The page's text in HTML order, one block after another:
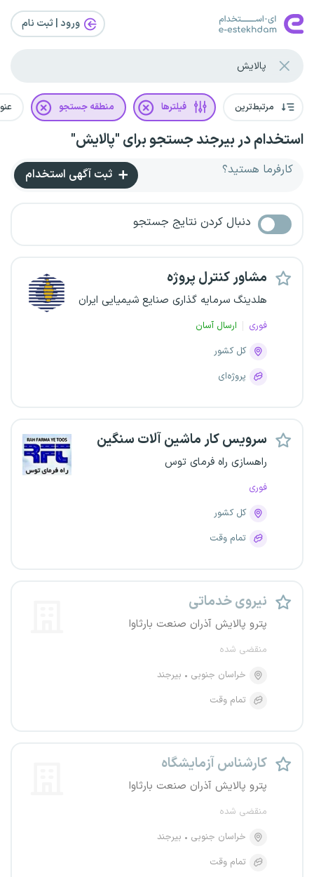
ورود | ثبت‌ نام
مرتبط‌ترین فیلترها منطقه جستجو
استخدام در بیرجند جستجو برای "پالایش"
کارفرما هستید؟ ثبت آگهی استخدام
دنبال کردن نتایج جستجو
مشاور کنترل پروژه
هلدینگ سرمایه گذاری صنایع شیمیایی ایران
فوری
ارسال آسان
کل کشور
پروژه‌ای
سرویس کار ماشین آلات سنگین
راهسازی راه فرمای توس
فوری
کل کشور
تمام وقت
نیروی خدماتی
پترو پالایش آذران صنعت بارثاوا
منقضی شده
خراسان جنوبی
بیرجند
تمام وقت
کارشناس آزمایشگاه
پترو پالایش آذران صنعت بارثاوا
منقضی شده
خراسان جنوبی
بیرجند
تمام وقت